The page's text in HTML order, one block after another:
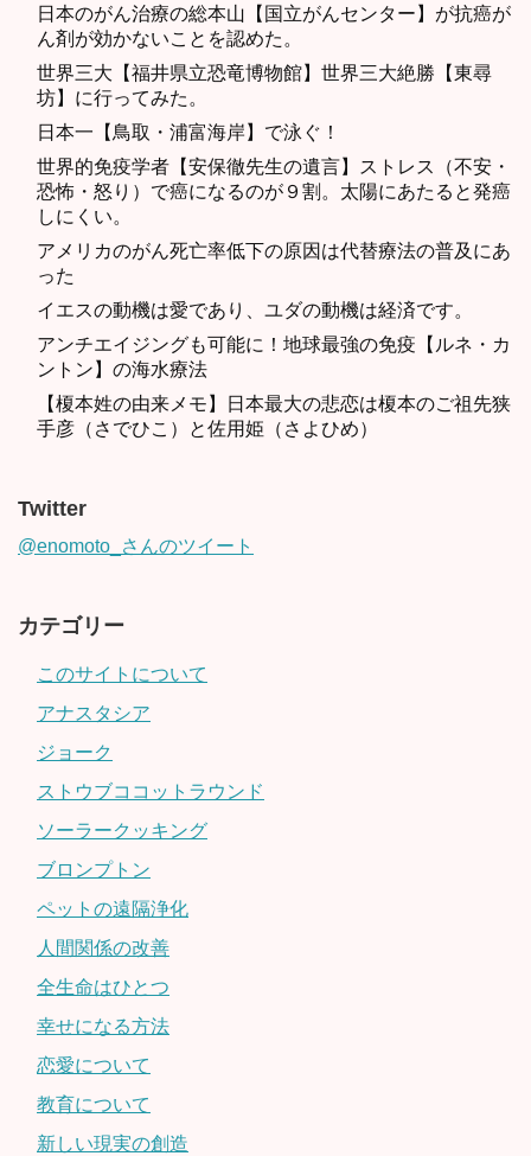
日本のがん治療の総本山【国立がんセンター】が抗癌が
ん剤が効かないことを認めた。
世界三大【福井県立恐竜博物館】世界三大絶勝【東尋
坊】に行ってみた。
日本一【鳥取・浦富海岸】で泳ぐ！
世界的免疫学者【安保徹先生の遺言】ストレス（不安・
恐怖・怒り）で癌になるのが９割。太陽にあたると発癌
しにくい。
アメリカのがん死亡率低下の原因は代替療法の普及にあ
った
イエスの動機は愛であり、ユダの動機は経済です。
アンチエイジングも可能に！地球最強の免疫【ルネ・カ
ントン】の海水療法
【榎本姓の由来メモ】日本最大の悲恋は榎本のご祖先狭
手彦（さでひこ）と佐用姫（さよひめ）
Twitter
@enomoto_さんのツイート
カテゴリー
このサイトについて
アナスタシア
ジョーク
ストウブココットラウンド
ソーラークッキング
ブロンプトン
ペットの遠隔浄化
人間関係の改善
全生命はひとつ
幸せになる方法
恋愛について
教育について
新しい現実の創造